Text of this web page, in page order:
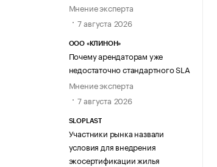
Мнение эксперта
7 августа 2026
ООО «КЛИНОН»
Почему арендаторам уже
недостаточно стандартного SLA
Мнение эксперта
7 августа 2026
SLOPLAST
Участники рынка назвали
условия для внедрения
экосертификации жилья